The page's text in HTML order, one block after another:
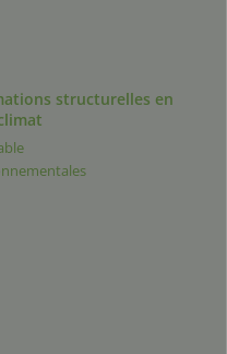
structurelles en